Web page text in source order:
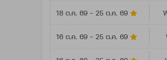
18 ต.ค. 69 - 25 ต.ค. 69
16 ต.ค. 69 - 25 ต.ค. 69